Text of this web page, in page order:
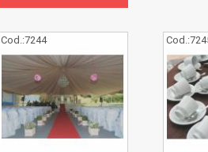
Cod.:7244 Cod.: